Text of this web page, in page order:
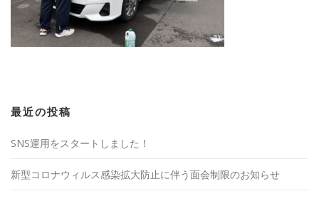
最近の投稿
SNS運用をスタートしました！
新型コロナウィルス感染拡大防止に伴う面会制限のお知らせ